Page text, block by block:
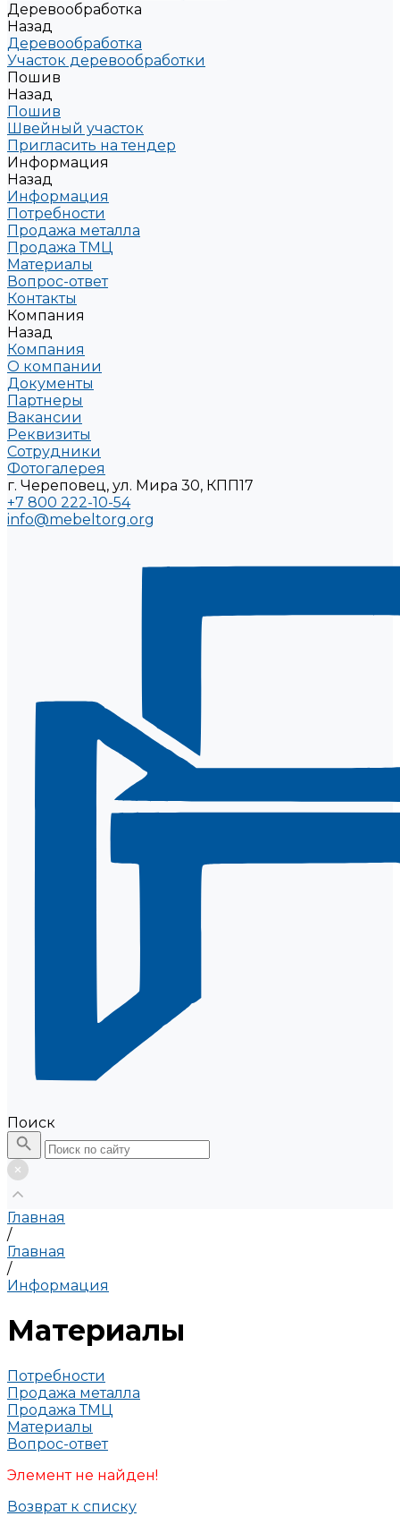
Деревообработка
Назад
Деревообработка
Участок деревообработки
Пошив
Назад
Пошив
Швейный участок
Пригласить на тендер
Информация
Назад
Информация
Потребности
Продажа металла
Продажа ТМЦ
Материалы
Вопрос-ответ
Контакты
Компания
Назад
Компания
О компании
Документы
Партнеры
Вакансии
Реквизиты
Сотрудники
Фотогалерея
г. Череповец, ул. Мира 30, КПП17
+7 800 222-10-54
info@mebeltorg.org
Поиск
Главная
/
Главная
/
Информация
Материалы
Потребности
Продажа металла
Продажа ТМЦ
Материалы
Вопрос-ответ
Элемент не найден!
Возврат к списку